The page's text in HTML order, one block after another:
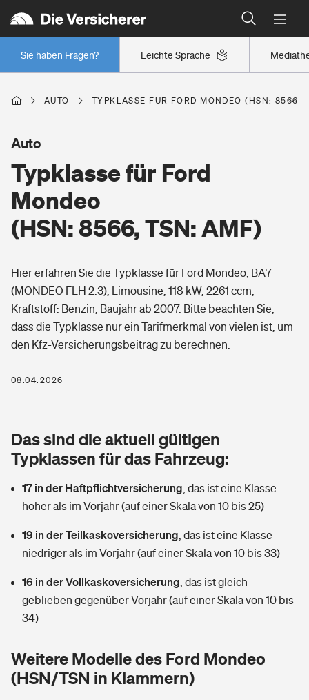
Leichte Sprache
Sie haben Fragen?
Wer versichert was: Jetzt Versicherer finden
Regionalklassen: So ist Ihre Region eingestuft
Wer versichert was: Jetzt Versicherer finden
Berufsunfähigkeitsversicherung
Arbeitsrechtsschutz
Berufshaftpflichtversicherung
Rentenrechner: Wie viel Geld bekomme ich im Alter?
Wer versichert was: Jetzt Versicherer finden
Wohnen
Wohngebäudeversicherung
Hausratversicherung
Elementarversicherung
Photovoltaik
Wärmepumpen versichern
Vermieterrrechtsschutz
Mietkautionsversicherung
Zur Übersicht
Tools
Hochwasser-Check: Wie gefährdet ist Ihr Haus?
Wer versichert was: Jetzt Versicherer finden
Pri­vate Haft­pflicht­
Rechts­schutz­ver­si­che­rung
Kinderunfall­ver­si­che­rung
Reiseversicherung
Pferdehalter-Haftpflicht
Handyversicherung
Private Cyberversicherung
Musikinstrumentenversicherung
Gesundheit
Private Krankenversicherung
Tierkrankenversicherung
Zur Übersicht
Tools
Wer versichert was: Jetzt Versicherer finden
Sie haben Fragen?
Rentenrechner: Wie viel Geld bekomme ich im Alter?
AUTO TYPKLASSE FÜR FORD MONDEO (HSN: 8566,
Typklasse für Ford
Mondeo
(HSN: 8566, TSN: AMF)
Auto
Hier erfahren Sie die Typklasse für Ford Mondeo, BA7
(MONDEO FLH 2.3), Limousine, 118 kW, 2261 ccm,
Kraftstoff: Benzin, Baujahr ab 2007. Bitte beachten Sie,
dass die Typklasse nur ein Tarifmerkmal von vielen ist, um
den Kfz-Versicherungsbeitrag zu berechnen.
08.04.2026
Das sind die aktuell gültigen
Typklassen für das Fahrzeug:
17 in der Haftpflichtversicherung das ist eine Klasse
höher als im Vorjahr (auf einer Skala von 10 bis 25)
19 in der Teilkaskoversicherung das ist eine Klasse
niedriger als im Vorjahr (auf einer Skala von 10 bis 33)
16 in der Vollkaskoversicherung das ist gleich
geblieben gegenüber Vorjahr (auf einer Skala von 10 bis
34)
Weitere Modelle des Ford Mondeo
(HSN/TSN in Klammern)